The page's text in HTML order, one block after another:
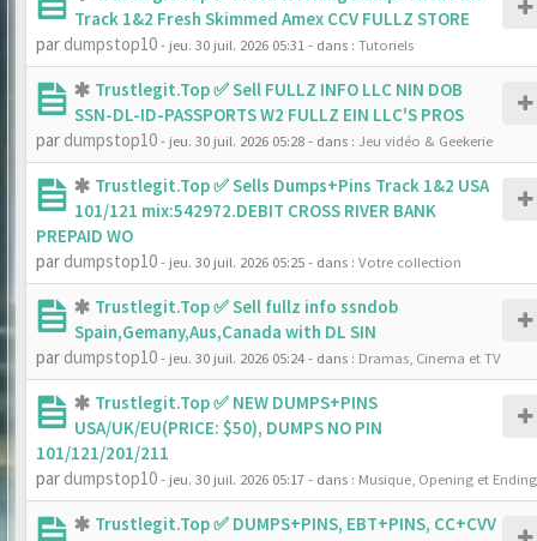
Track 1&2 Fresh Skimmed Amex CCV FULLZ STORE
par dumpstop10- jeu. 30 juil. 2026 05:31 - dans : Tutoriels
Trustlegit.Top ✅ Sell FULLZ INFO LLC NIN DOB
SSN-DL-ID-PASSPORTS W2 FULLZ EIN LLC'S PROS
par dumpstop10- jeu. 30 juil. 2026 05:28- dans : Jeu vidéo & Geekerie
Trustlegit.Top ✅ Sells Dumps+Pins Track 1&2 USA
101/121 mix:542972.DEBIT CROSS RIVER BANK
PREPAID WO
par dumpstop10- jeu. 30 juil. 2026 05:25- dans : Votre collection
Trustlegit.Top ✅ Sell fullz info ssndob
Spain,Gemany,Aus,Canada with DL SIN
par dumpstop10- jeu. 30 juil. 2026 05:24- dans : Dramas, Cinema et TV
Trustlegit.Top ✅ NEW DUMPS+PINS
USA/UK/EU(PRICE: $50), DUMPS NO PIN
101/121/201/211
par dumpstop10- jeu. 30 juil. 2026 05:17- dans : Musique, Opening et Ending
Trustlegit.Top ✅ DUMPS+PINS, EBT+PINS, CC+CVV